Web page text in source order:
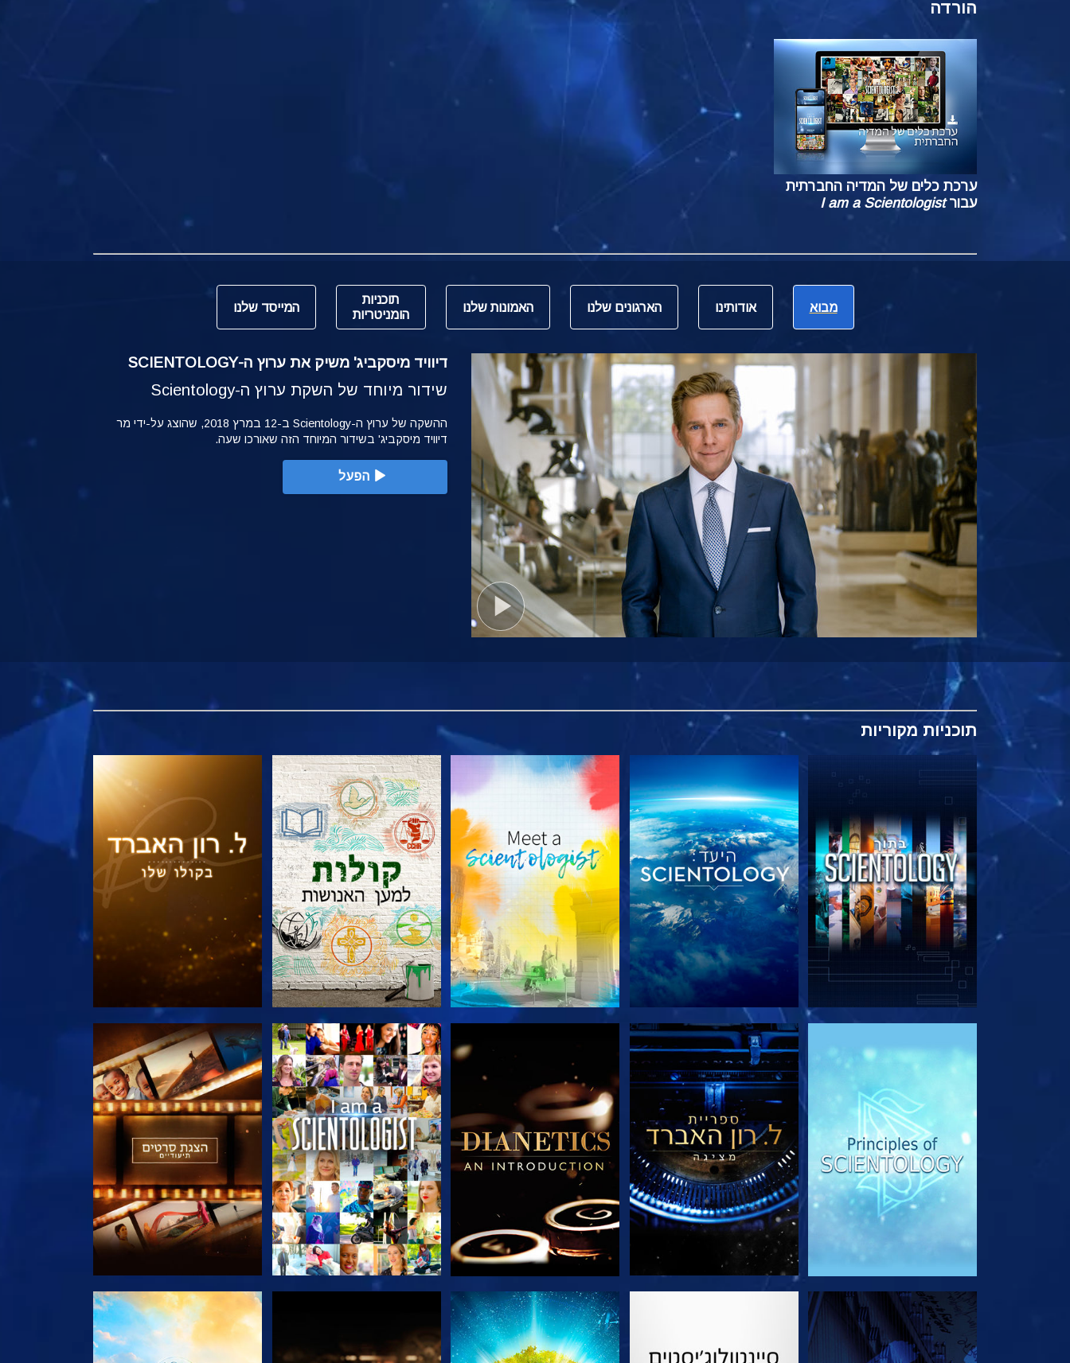
הורדה
ערכת כלים של המדיה החברתית
עבורI am a Scientologist
מבוא אודותינו הארגונים שלנו האמונות שלנו
תוכניות
הומניטריות
המייסד שלנו
דיוויד מיסקביג' משיק את ערוץ ה-SCIENTOLOGY
שידור מיוחד של השקת ערוץ ה-Scientology
ההשקה של ערוץ ה-Scientology ב-12 במרץ 2018, שהוצג על-ידי מר
דיוויד מיסקביג' בשידור המיוחד הזה שאורכו שעה.
הפעל
תוכניות מקוריות
בדוק את הסדרה בדוק את הסדרה בדוק את הסדרה בדוק את הסדרה בדוק את הסדרה
צפה בדוק את הסדרה